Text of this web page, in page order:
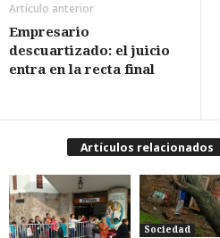
Artículo anterior
Empresario
descuartizado: el juicio
entra en la recta final
Artículos relacionados
Sociedad